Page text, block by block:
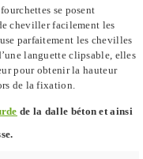
se posent
cheviller facilement les
parfaitement les chevilles
languette clipsable, elles
pour obtenir la hauteur
de la fixation.
de la dalle béton et ainsi